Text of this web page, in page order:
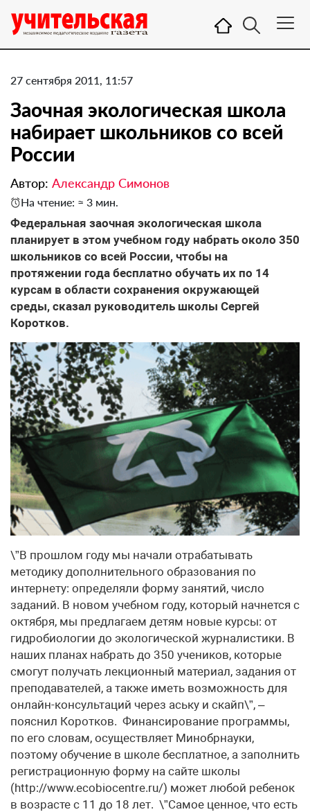
27 сентября 2011, 11:57
Заочная экологическая школа
набирает школьников со всей
России
Автор: Александр Симонов
На чтение: ≈ 3 мин.
​Федеральная заочная экологическая школа
планирует в этом учебном году набрать около 350
школьников со всей России, чтобы на
протяжении года бесплатно обучать их по 14
курсам в области сохранения окружающей
среды, сказал руководитель школы Сергей
Коротков.
\”В прошлом году мы начали отрабатывать
методику дополнительного образования по
интернету: определяли форму занятий, число
заданий. В новом учебном году, который начнется с
октября, мы предлагаем детям новые курсы: от
гидробиологии до экологической журналистики. В
наших планах набрать до 350 учеников, которые
смогут получать лекционный материал, задания от
преподавателей, а также иметь возможность для
онлайн-консультаций через аську и скайп\”, –
пояснил Коротков. Финансирование программы,
по его словам, осуществляет Минобрнауки,
поэтому обучение в школе бесплатное, а заполнить
регистрационную форму на сайте школы
(http://www.ecobiocentre.ru/) может любой ребенок
в возрасте с 11 до 18 лет. \”Самое ценное, что есть